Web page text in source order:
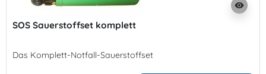
visibility
SOS Sauerstoffset komplett
Das Komplett-Notfall-Sauerstoffset